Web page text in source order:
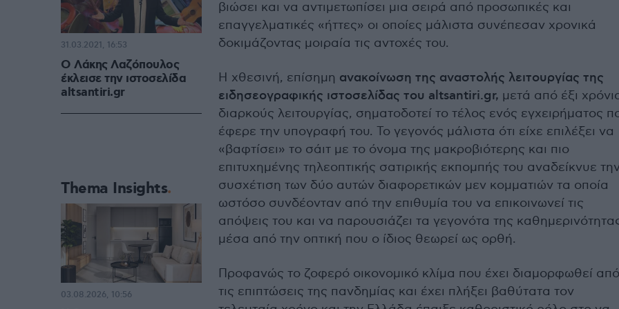
βιώσει και να αντιμετωπίσει μια σειρά από προσωπικές και
επαγγελματικές «ήττες» οι οποίες μάλιστα συνέπεσαν χρονικά
δοκιμάζοντας μοιραία τις αντοχές του.
Η χθεσινή, επίσημη ανακοίνωση της αναστολής λειτουργίας της
ειδησεογραφικής ιστοσελίδας του altsantiri.gr, μετά από έξι
διαρκούς λειτουργίας, σηματοδοτεί το τέλος ενός εγχειρήματος
έφερε την υπογραφή του. Το γεγονός μάλιστα ότι είχε επιλέξει να
«βαφτίσει» το σάιτ με το όνομα της μακροβιότερης και πιο
επιτυχημένης τηλεοπτικής σατιρικής εκπομπής του αναδείκνυε την
συσχέτιση των δύο αυτών διαφορετικών μεν κομματιών τα οποία
ωστόσο συνδέονταν από την επιθυμία του να επικοινωνεί τις
απόψεις του και να παρουσιάζει τα γεγονότα της
μέσα από την οπτική που ο ίδιος θεωρεί ως ορθή.
Προφανώς το ζοφερό οικονομικό κλίμα που έχει διαμορφωθεί από
τις επιπτώσεις της πανδημίας και έχει πλήξει βαθύτατα τον
Ο Λάκης Λαζόπουλος
έκλεισε την ιστοσελίδα
altsantiri.gr
31.03.2021, 16:53
Thema Insights
03.08.2026, 10:56